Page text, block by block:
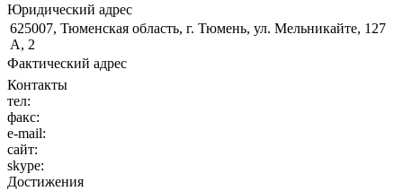
Юридический адрес
625007, Тюменская область, г. Тюмень, ул. Мельникайте, 127
А, 2
Фактический адрес
Контакты
тел:
факс:
e-mail:
сайт:
skype:
Достижения